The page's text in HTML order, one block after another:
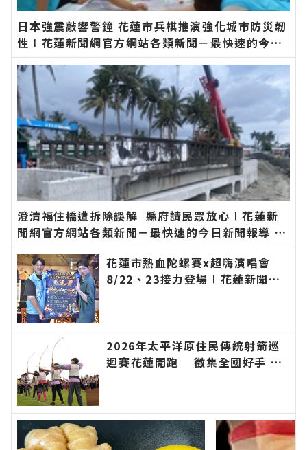
日本強震敲響警鐘 花蓮市兵棋推演強化城市防災韌
性∣花蓮新聞網官方網站各類新聞－最快速的今日
新聞報導 最新的在地資訊！
澄清福住橋遭拆除誤解 縣府請民眾放心∣花蓮新
聞網官方網站各類新聞－最快速的今日新聞報導 最
新的在地資訊！
花蓮市熱血陀螺賽x超嗨演唱會
8/22、23接力登場∣花蓮新聞網
2026年太平洋原住民傳統射箭巡
迴賽花蓮開跑 徵集全國好手 巡
聞－最快速的今日新聞報導 最新
的在地資訊！